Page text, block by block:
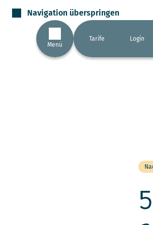
Navigation überspringen
Menü
Tarife Login